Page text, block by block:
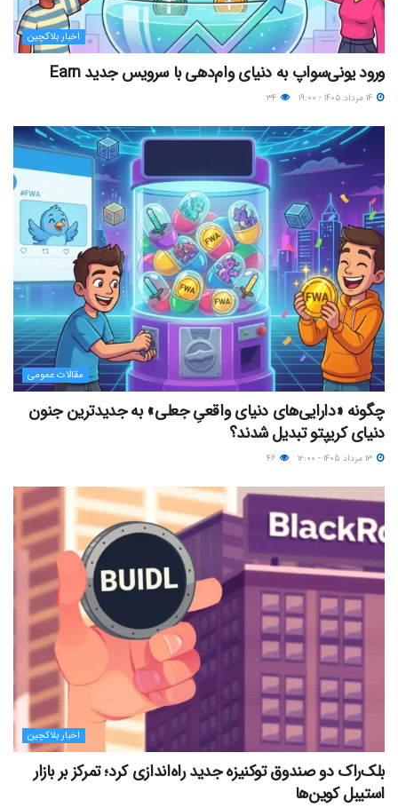
اخبار بلاکچین
ورود یونی‌سواپ به دنیای وام‌دهی با سرویس جدید Earn
مقالات عمومی
چگونه «دارایی‌های دنیای واقعیِ جعلی» به جدیدترین جنون
دنیای کریپتو تبدیل شدند؟
اخبار بلاکچین
بلک‌راک دو صندوق توکنیزه جدید راه‌اندازی کرد؛ تمرکز بر بازار
استیبل کوین‌ها